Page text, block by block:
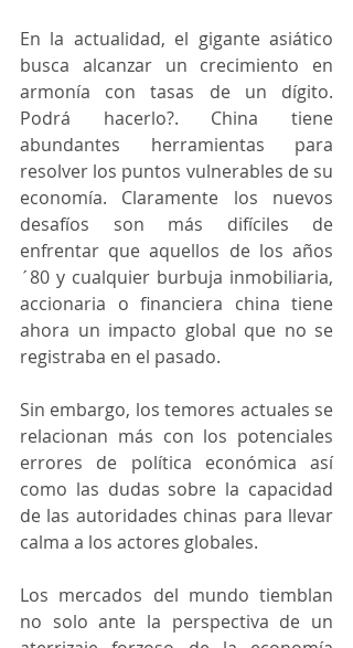
En la actualidad, el gigante asiático
busca alcanzar un crecimiento en
armonía con tasas de un dígito.
Podrá hacerlo?. China tiene
abundantes herramientas para
resolver los puntos vulnerables de su
economía. Claramente los nuevos
desafíos son más difíciles de
enfrentar que aquellos de los años
´80 y cualquier burbuja inmobiliaria,
accionaria o financiera china tiene
ahora un impacto global que no se
registraba en el pasado.
Sin embargo, los temores actuales se
relacionan más con los potenciales
errores de política económica así
como las dudas sobre la capacidad
de las autoridades chinas para llevar
calma a los actores globales.
Los mercados del mundo tiemblan
no solo ante la perspectiva de un